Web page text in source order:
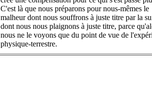
C'est là que nous préparons pour nous-mêmes le
malheur dont nous souffrons à juste titre par la
dont nous nous plaignons à juste titre, parce
nous ne le voyons que du point de vue de
physique-terrestre.